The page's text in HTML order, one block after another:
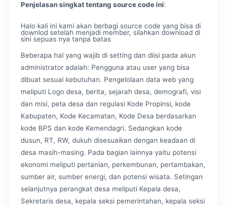
Penjelasan singkat tentang source code ini:
Halo kali ini kami akan berbagi source code yang bisa di
downlod setelah menjadi member, silahkan download di
sini sepuas nya tanpa batas
Beberapa hal yang wajib di setting dan diisi pada akun
administrator adalah: Pengguna atau user yang bisa
dibuat sesuai kebutuhan. Pengelolaan data web yang
meliputi Logo desa, berita, sejarah desa, demografi, visi
dan misi, peta desa dan regulasi Kode Propinsi, kode
Kabupaten, Kode Kecamatan, Kode Desa berdasarkan
kode BPS dan kode Kemendagri. Sedangkan kode
dusun, RT, RW, dukuh disesuaikan dengan keadaan di
desa masih-masing. Pada bagian lainnya yaitu potensi
ekonomi meliputi pertanian, perkembunan, pertambakan,
sumber air, sumber energi, dan potensi wisata. Setingan
selanjutnya perangkat desa meliputi Kepala desa,
Sekretaris desa, kepala seksi pemerintahan, kepala seksi